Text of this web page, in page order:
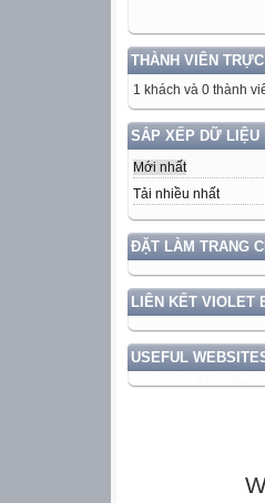
THÀNH VIÊN
1 khách và 0 thành
SẮP XẾP DỮ LIỆU
Mới nhất
Tải nhiều nhất
ĐẶT LÀM TRANG
LIÊN KẾT VIOLET
USEFUL